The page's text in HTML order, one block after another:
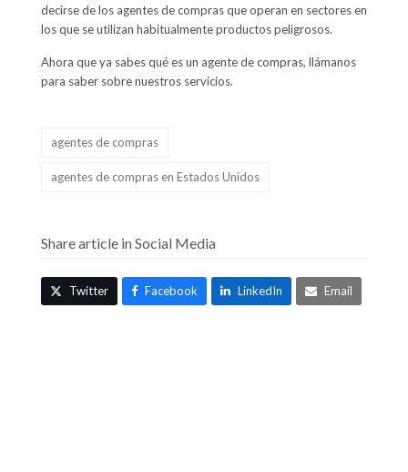
decirse de los agentes de compras que operan en sectores en
los que se utilizan habitualmente productos peligrosos.
Ahora que ya sabes qué es un agente de compras, llámanos
para saber sobre nuestros servicios.
agentes de compras
agentes de compras en Estados Unidos
Share article in Social Media
Twitter Facebook LinkedIn Email